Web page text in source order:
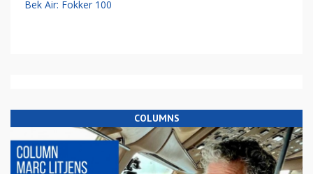
Bek Air: Fokker 100
COLUMNS